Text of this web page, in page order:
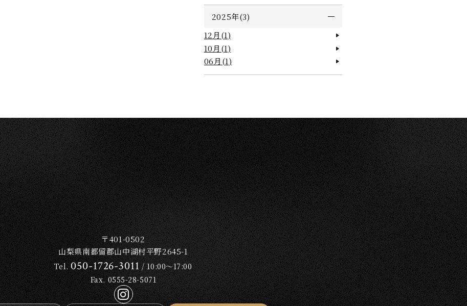
2025年(3)
12月(1)
10月(1)
06月(1)
〒401-0502
山梨県南都留郡山中湖村平野2645-1
Tel.050-1726-3011/ 10:00～17:00
Fax. 0555-28-5071
サービス
アクセス
Q&A
ニュース＆トピックス
お問い合わせ
予約はこちら
ム宿泊規約 食物アレルギー対応基本方針
グループ施設一覧